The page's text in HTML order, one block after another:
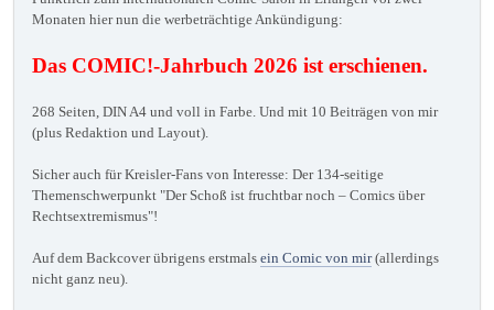
Monaten hier nun die werbeträchtige Ankündigung:
Das COMIC!-Jahrbuch 2026 ist erschienen.
268 Seiten, DIN A4 und voll in Farbe. Und mit 10 Beiträgen von mir
(plus Redaktion und Layout).
Sicher auch für Kreisler-Fans von Interesse: Der 134-seitige
Themenschwerpunkt "Der Schoß ist fruchtbar noch – Comics über
Rechtsextremismus"!
Auf dem Backcover übrigens erstmals ein Comic von mir(allerdings
nicht ganz neu).